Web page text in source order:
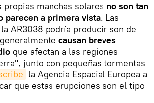
propias manchas solares no son tan
parecen a primera vista. Las
AR3038 podría producir son de
causan breves
que afectan a las regiones
junto con pequeñas tormentas
la Agencia Espacial Europea a
que estas erupciones son el tipo